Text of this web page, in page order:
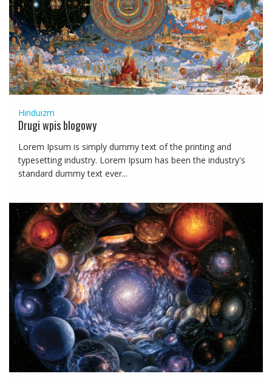
Hinduizm
Drugi wpis blogowy
Lorem Ipsum is simply dummy text of the printing and
typesetting industry. Lorem Ipsum has been the industry's
standard dummy text ever...